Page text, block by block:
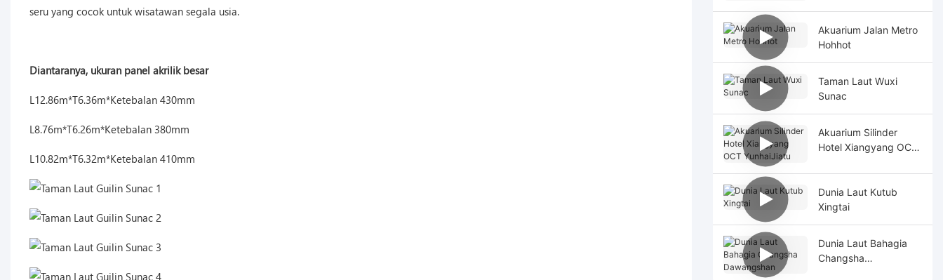
seru yang cocok untuk wisatawan segala usia.
Diantaranya, ukuran panel akrilik besar
L12.86m*T6.36m*Ketebalan 430mm
L8.76m*T6.26m*Ketebalan 380mm
L10.82m*T6.32m*Ketebalan 410mm
Akuarium Jalan Metro
Hohhot
Taman Laut Wuxi
Sunac
Akuarium Silinder
Hotel Xiangyang OCT
Dunia Laut Kutub
Xingtai
Dunia Laut Bahagia
Changsha